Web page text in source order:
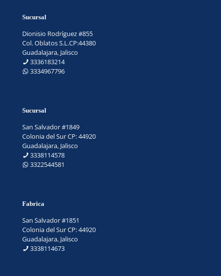
Sucursal
Dionisio Rodríguez #855
Col. Oblatos S.L.CP:44380
Guadalajara, Jalisco
3336183214
3334967796
Sucursal
San Salvador #1849
Colonia del Sur CP: 44920
Guadalajara, Jalisco
3338114578
3322544581
Fabrica
San Salvador #1851
Colonia del Sur CP: 44920
Guadalajara, Jalisco
3338114673